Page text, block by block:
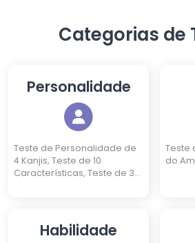
Categorias de
Personalidade
Teste de Personalidade de
4 Kanjis, Teste de 10
Características, Teste de 3
Teste
do
Habilidade